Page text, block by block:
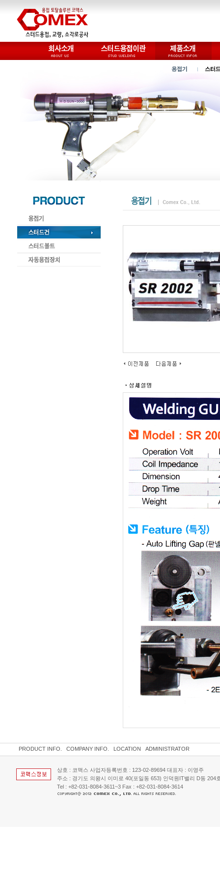
PRODUCT INFO. COMPANY INFO. LOCATION ADMINISTRATOR
상호 : 코맥스 사업자등록번호 : 123-02-89694 대표자 : 이영주
주소 : 경기도 의왕시 이미로 40(포일동 653) 인덕원IT밸리 D동
Tel : +82-031-8084-3611~3 Fax : +82-031-8084-3614